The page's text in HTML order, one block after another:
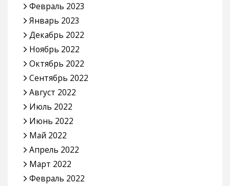
Февраль 2023
Январь 2023
Декабрь 2022
Ноябрь 2022
Октябрь 2022
Сентябрь 2022
Август 2022
Июль 2022
Июнь 2022
Май 2022
Апрель 2022
Март 2022
Февраль 2022